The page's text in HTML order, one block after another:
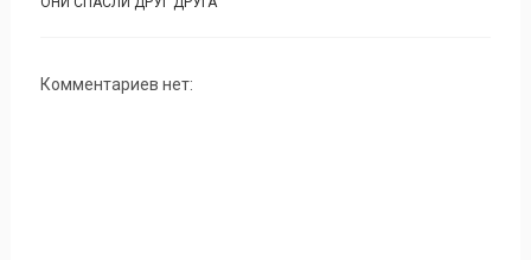
Комментариев нет: